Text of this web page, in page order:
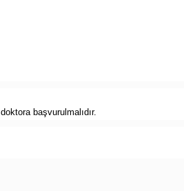
başvurulmalıdır.